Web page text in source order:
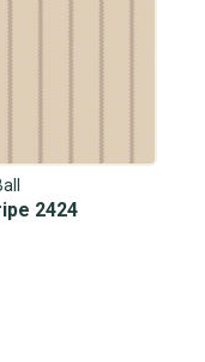
2424